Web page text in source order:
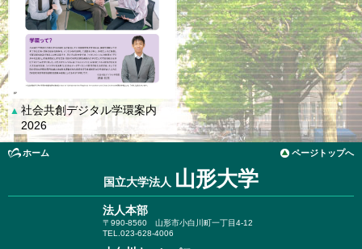
▲ 社会共創デジタル学環案内
2026
ホーム ページトップへ
国立大学法人 山形大学
法人本部
〒990-8560 山形市小白川町一丁目4-12
TEL.023-628-4006